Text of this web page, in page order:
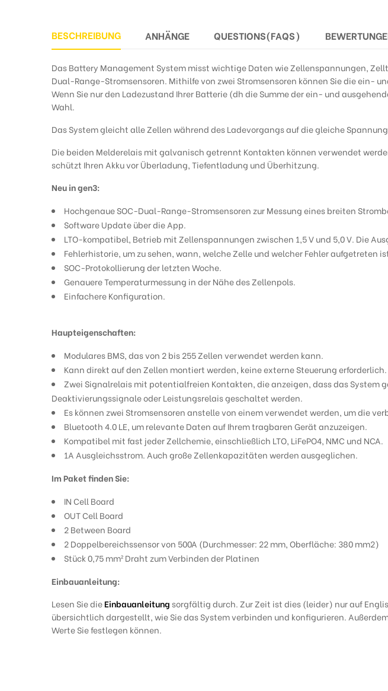
BESCHREIBUNG ANHÄNGE QUESTIONS(FAQS)
Das Battery Management System misst wichtige Daten wie Zellenspannungen,
Dual-Range-Stromsensoren. Mithilfe von zwei Stromsensoren können Sie die ein-
Wenn Sie nur den Ladezustand Ihrer Batterie (dh die Summe der ein- und
Wahl.
Das System gleicht alle Zellen während des Ladevorgangs auf die gleiche
Die beiden Melderelais mit galvanisch getrennt Kontakten können verwendet
schützt Ihren Akku vor Überladung, Tiefentladung und Überhitzung.
Neu in gen3:
Hochgenaue SOC-Dual-Range-Stromsensoren zur Messung eines breiten
Software Update über die App.
LTO-kompatibel, Betrieb mit Zellenspannungen zwischen 1,5 V und 5,0 V. Die
Fehlerhistorie, um zu sehen, wann, welche Zelle und welcher Fehler aufgetreten
SOC-Protokollierung der letzten Woche.
Genauere Temperaturmessung in der Nähe des Zellenpols.
Einfachere Konfiguration.
Haupteigenschaften:
Modulares BMS, das von 2 bis 255 Zellen verwendet werden kann.
Kann direkt auf den Zellen montiert werden, keine externe Steuerung erforderlich.
Zwei Signalrelais mit potentialfreien Kontakten, die anzeigen, dass das
Deaktivierungssignale oder Leistungsrelais geschaltet werden.
Es können zwei Stromsensoren anstelle von einem verwendet werden, um die
Bluetooth 4.0 LE, um relevante Daten auf Ihrem tragbaren Gerät anzuzeigen.
Kompatibel mit fast jeder Zellchemie, einschließlich LTO, LiFePO4, NMC und NCA.
1A Ausgleichsstrom. Auch große Zellenkapazitäten werden ausgeglichen.
Im Paket finden Sie:
IN Cell Board
OUT Cell Board
2 Between Board
2 Doppelbereichssensor von 500A (Durchmesser: 22 mm, Oberfläche: 380 mm2)
Stück 0,75 mm² Draht zum Verbinden der Platinen
Einbauanleitung:
Lesen Sie dieEinbauanleitung sorgfältig durch. Zur Zeit ist dies (leider) nur auf
übersichtlich dargestellt, wie Sie das System verbinden und konfigurieren.
Werte Sie festlegen können.